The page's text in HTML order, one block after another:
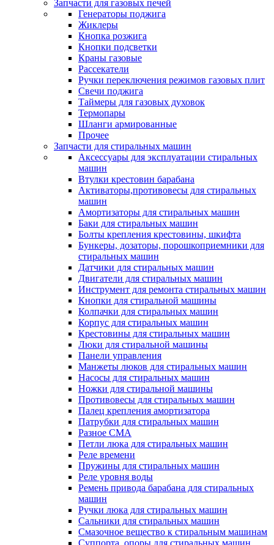
Запчасти для газовых печей
Генераторы поджига
Жиклеры
Кнопка розжига
Кнопки подсветки
Краны газовые
Рассекатели
Ручки переключения режимов газовых плит
Свечи поджига
Таймеры для газовых духовок
Термопары
Шланги армированные
Прочее
Запчасти для стиральных машин
Аксессуары для эксплуатации стиральных
машин
Втулки крестовин барабана
Активаторы,противовесы для стиральных
машин
Амортизаторы для стиральных машин
Баки для стиральных машин
Болты крепления крестовины, шкифта
Бункеры, дозаторы, порошкоприемники для
стиральных машин
Датчики для стиральных машин
Двигатели для стиральных машин
Инструмент для ремонта стиральных машин
Кнопки для стиральной машины
Колпачки для стиральных машин
Корпус для стиральных машин
Крестовины для стиральных машин
Люки для стиральной машины
Панели управления
Манжеты люков для стиральных машин
Насосы для стиральных машин
Ножки для стиральной машины
Противовесы для стиральных машин
Палец крепления амортизатора
Патрубки для стиральных машин
Разное СМА
Петли люка для стиральных машин
Реле времени
Пружины для стиральных машин
Реле уровня воды
Ремень привода барабана для стиральных
машин
Ручки люка для стиральных машин
Сальники для стиральных машин
Смазочное вещество к стиральным машинам
Суппорта, опоры для стиральных машин